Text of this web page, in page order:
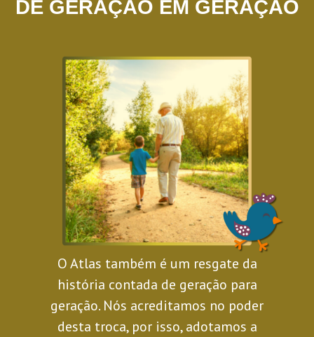
DE GERAÇÃO EM GERAÇÃO
O Atlas também é um resgate da
história contada de geração para
geração. Nós acreditamos no poder
desta troca, por isso, adotamos a